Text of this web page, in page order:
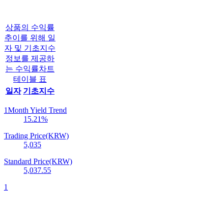
상품의 수익률
추이를 위해 일
자 및 기초지수
정보를 제공하
는 수익률차트
테이블 표
일자 기초지수
1Month Yield Trend
15.21%
Trading Price(KRW)
5,035
Standard Price(KRW)
5,037.55
1